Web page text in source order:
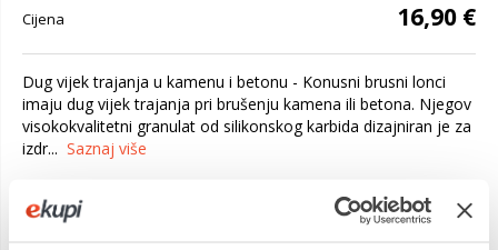
Cijena 16,90 €
Dug vijek trajanja u kamenu i betonu - Konusni brusni lonci
imaju dug vijek trajanja pri brušenju kamena ili betona. Njegov
visokokvalitetni granulat od silikonskog karbida dizajniran je za
izdr... Saznaj više
Dostavljamo već od
Platite gotovinom pri preuzimanju, Internet bankarstvom, karticama